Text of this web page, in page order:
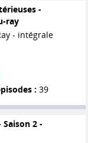
-
ray
- intégrale
: 39
2 -